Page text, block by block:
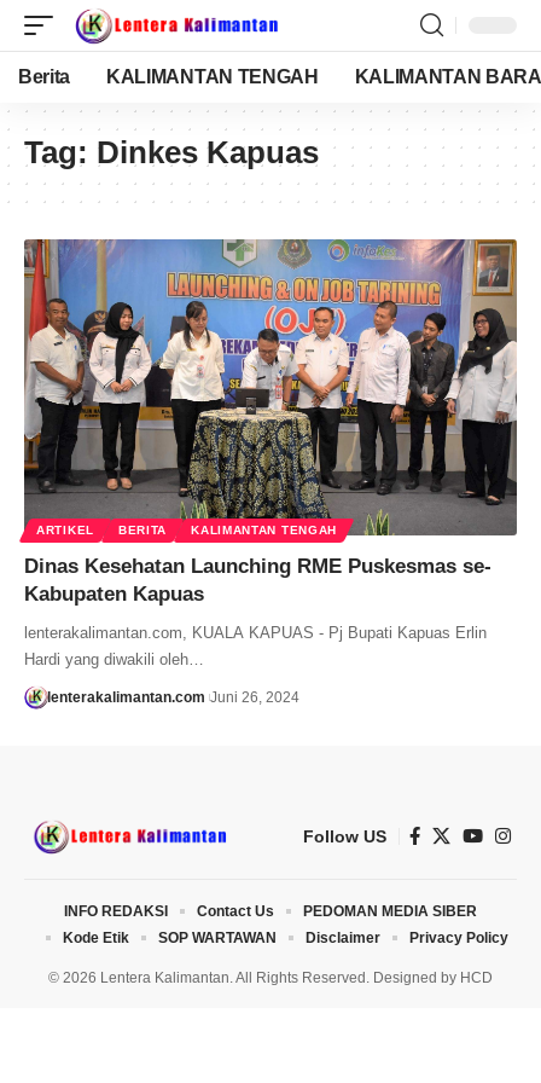
Berita KALIMANTAN TENGAH KALIMANTAN
Tag: Dinkes Kapuas
ARTIKEL BERITA KALIMANTAN TENGAH
Dinas Kesehatan Launching RME Puskesmas se-
Kabupaten Kapuas
lenterakalimantan.com, KUALA KAPUAS - Pj Bupati Kapuas Erlin
Hardi yang diwakili oleh…
lenterakalimantan.com Juni 26, 2024
Follow US
© 2026 Lentera Kalimantan. All Rights Reserved. Designed by HCD
INFO REDAKSI Contact Us
PEDOMAN MEDIA SIBER
Kode Etik
SOP WARTAWAN Disclaimer Privacy Policy